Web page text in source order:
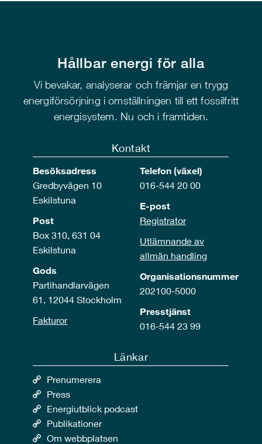
Hållbar energi för alla
Vi bevakar, analyserar och främjar en trygg
energiförsörjning i omställningen till ett fossilfritt
energisystem. Nu och i framtiden.
Kontakt
Besöksadress
Gredbyvägen 10
Eskilstuna
Post
Box 310, 631 04
Eskilstuna
Gods
Partihandlarvägen
61, 12044 Stockholm
Fakturor
Telefon (växel)
016-544 20 00
E-post
Registrator
Utlämnande av
allmän handling
Organisationsnummer
202100-5000
Presstjänst
016-544 23 99
Länkar
Prenumerera
Press
Energiutblick podcast
Publikationer
Om webbplatsen